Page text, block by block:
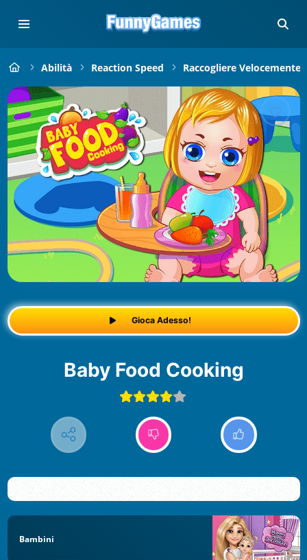
Abilità Reaction Speed Raccogliere Velocemente
Gioca Adesso!
Baby Food Cooking
Bambini